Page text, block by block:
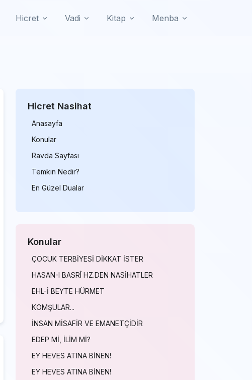
Hicret Vadi Kitap Menba
Hicret Nasihat
Anasayfa
Konular
Ravda Sayfası
Temkin Nedir?
En Güzel Dualar
Konular
ÇOCUK TERBİYESİ DİKKAT İSTER
HASAN-I BASRÎ HZ.DEN NASİHATLER
EHL-İ BEYTE HÜRMET
KOMŞULAR...
İNSAN MİSAFİR VE EMANETÇİDİR
EDEP Mİ, İLİM Mİ?
EY HEVES ATINA BİNEN!
EY HEVES ATINA BİNEN!